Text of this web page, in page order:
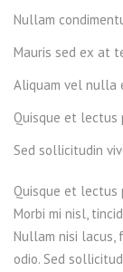
Nullam
Mauris sed ex at
Aliquam vel nulla
Quisque et lectus
Sed sollicitudin
Quisque et lectus
Morbi mi nisl,
Nullam nisi lacus,
odio. Sed